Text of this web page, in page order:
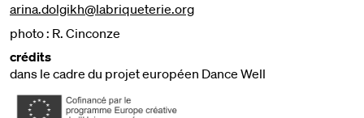
arina.dolgikh@labriqueterie.org
photo : R. Cinconze
crédits
dans le cadre du projet européen Dance Well